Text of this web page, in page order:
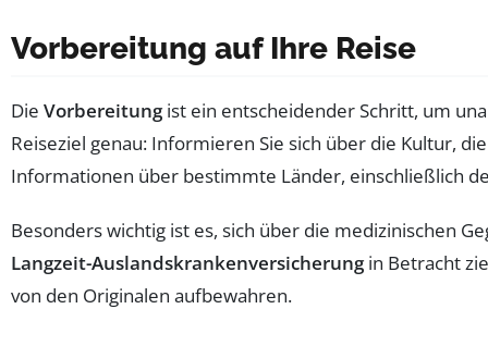
Vorbereitung auf Ihre Reise
Die Vorbereitungist ein entscheidender Schritt, um
Reiseziel genau: Informieren Sie sich über die Kultur,
Informationen über bestimmte Länder, einschließlich
Besonders wichtig ist es, sich über die medizinischen
Langzeit-Auslandskrankenversicherungin Betracht
von den Originalen aufbewahren.